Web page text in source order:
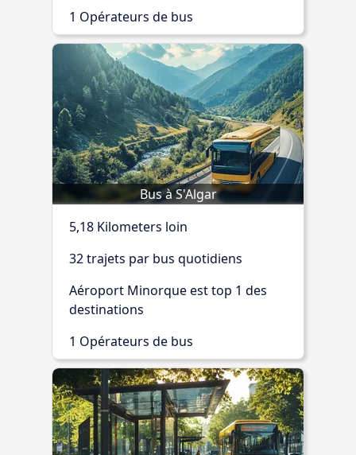
1 Opérateurs de bus
Bus à S'Algar
5,18 Kilometers loin
32 trajets par bus quotidiens
Aéroport Minorque est top 1 des
destinations
1 Opérateurs de bus